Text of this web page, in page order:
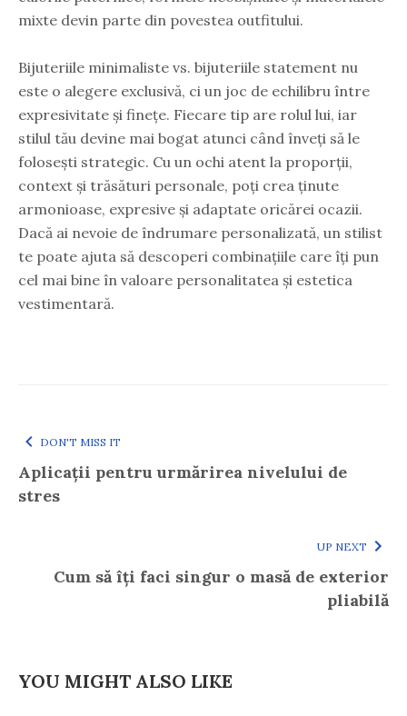
mixte devin parte din povestea outfitului.
Bijuteriile minimaliste vs. bijuteriile statement nu
este o alegere exclusivă, ci un joc de echilibru între
expresivitate și finețe. Fiecare tip are rolul lui, iar
stilul tău devine mai bogat atunci când înveți să le
folosești strategic. Cu un ochi atent la proporții,
context și trăsături personale, poți crea ținute
armonioase, expresive și adaptate oricărei ocazii.
Dacă ai nevoie de îndrumare personalizată, un stilist
te poate ajuta să descoperi combinațiile care îți pun
cel mai bine în valoare personalitatea și estetica
vestimentară.
DON'T MISS IT
Aplicații pentru urmărirea nivelului de
stres
UP NEXT
Cum să îți faci singur o masă de exterior
pliabilă
YOU MIGHT ALSO LIKE